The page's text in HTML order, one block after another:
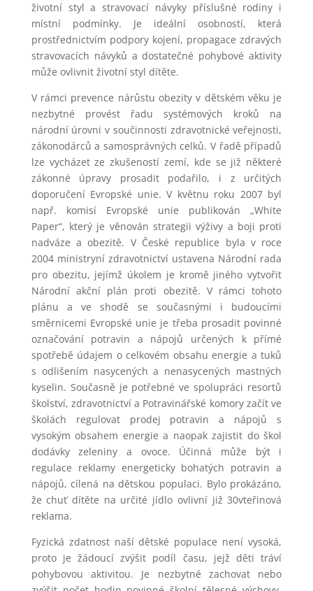
životní styl a stravovací návyky příslušné rodiny i
místní podmínky. Je ideální osobností, která
prostřednictvím podpory kojení, propagace zdravých
stravovacích návyků a dostatečné pohybové aktivity
může ovlivnit životní styl dítěte.
V rámci prevence nárůstu obezity v dětském věku je
nezbytné provést řadu systémových kroků na
národní úrovni v součinnosti zdravotnické veřejnosti,
zákonodárců a samosprávných celků. V řadě případů
lze vycházet ze zkušeností zemí, kde se již některé
zákonné úpravy prosadit podařilo, i z určitých
doporučení Evropské unie. V květnu roku 2007 byl
např. komisí Evropské unie publikován „White
Paper“, který je věnován strategii výživy a boji proti
nadváze a obezitě. V České republice byla v roce
2004 ministryní zdravotnictví ustavena Národní rada
pro obezitu, jejímž úkolem je kromě jiného vytvořit
Národní akční plán proti obezitě. V rámci tohoto
plánu a ve shodě se současnými i budoucími
směrnicemi Evropské unie je třeba prosadit povinné
označování potravin a nápojů určených k přímé
spotřebě údajem o celkovém obsahu energie a tuků
s odlišením nasycených a nenasycených mastných
kyselin. Současně je potřebné ve spolupráci resortů
školství, zdravotnictví a Potravinářské komory začít ve
školách regulovat prodej potravin a nápojů s
vysokým obsahem energie a naopak zajistit do škol
dodávky zeleniny a ovoce. Účinná může být i
regulace reklamy energeticky bohatých potravin a
nápojů, cílená na dětskou populaci. Bylo prokázáno,
že chuť dítěte na určité jídlo ovlivní již 30vteřinová
reklama.
Fyzická zdatnost naší dětské populace není vysoká,
proto je žádoucí zvýšit podíl času, jejž děti tráví
pohybovou aktivitou. Je nezbytné zachovat nebo